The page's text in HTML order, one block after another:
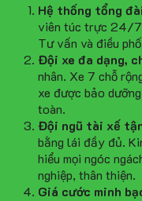
Hệ thống tổng
viên túc trực 24/7.
Tư vấn và điều
Đội xe đa dạng,
nhân. Xe 7 chỗ
xe được bảo
toàn.
Đội ngũ tài xế
bằng lái đầy đủ.
hiểu mọi ngóc
nghiệp, thân thiện.
Giá cước minh